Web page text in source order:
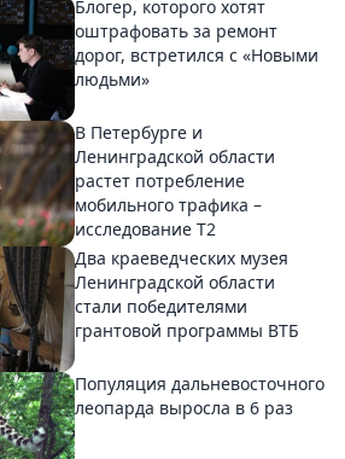
Блогер, которого хотят
оштрафовать за ремонт
дорог, встретился с «Новыми
людьми»
В Петербурге и
Ленинградской области
растет потребление
мобильного трафика –
исследование T2
Два краеведческих музея
Ленинградской области
стали победителями
грантовой программы ВТБ
Популяция дальневосточного
леопарда выросла в 6 раз